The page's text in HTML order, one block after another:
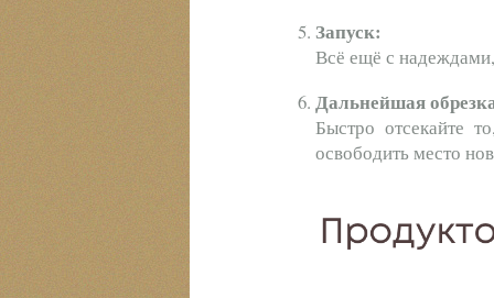
Запуск:
Всё ещё с
Дальнейшая
Быстро отсекайте
освободить место